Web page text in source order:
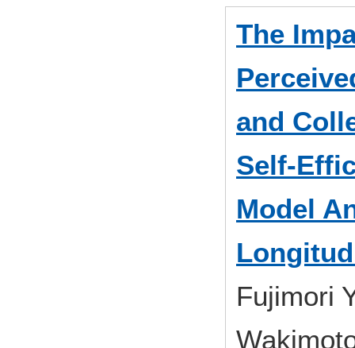
The
and
Self-
Model
Fujimori